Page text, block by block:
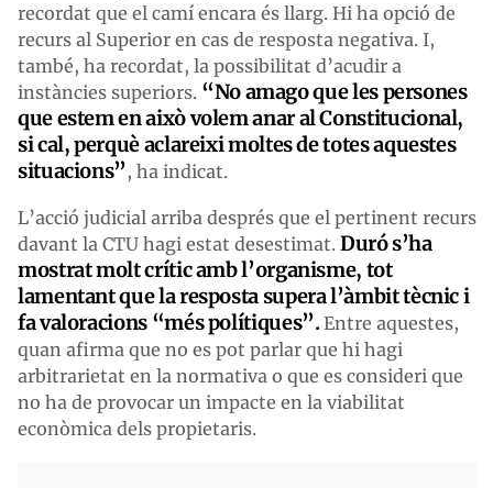
recordat que el camí encara és llarg. Hi ha opció de
recurs al Superior en cas de resposta negativa. I,
també, ha recordat, la possibilitat d’acudir a
instàncies superiors. “No amago que les persones
que estem en això volem anar al Constitucional,
si cal, perquè aclareixi moltes de totes aquestes
situacions”, ha indicat.
L’acció judicial arriba després que el pertinent recurs
davant la CTU hagi estat desestimat. Duró s’ha
mostrat molt crític amb l’organisme, tot
lamentant que la resposta supera l’àmbit tècnic i
fa valoracions “més polítiques”.Entre aquestes,
quan afirma que no es pot parlar que hi hagi
arbitrarietat en la normativa o que es consideri que
no ha de provocar un impacte en la viabilitat
econòmica dels propietaris.